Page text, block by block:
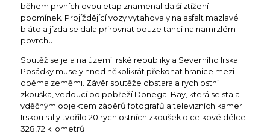
během prvních dvou etap znamenal další ztížení
podmínek. Projíždějící vozy vytahovaly na asfalt mazlavé
bláto a jízda se dala přirovnat pouze tanci na namrzlém
povrchu.
Soutěž se jela na území Irské republiky a Severního Irska.
Posádky musely hned několikrát překonat hranice mezi
oběma zeměmi. Závěr soutěže obstarala rychlostní
zkouška, vedoucí po pobřeží Donegal Bay, která se stala
vděčným objektem záběrů fotografů a televizních kamer.
Irskou rally tvořilo 20 rychlostních zkoušek o celkové délce
328,72 kilometrů.